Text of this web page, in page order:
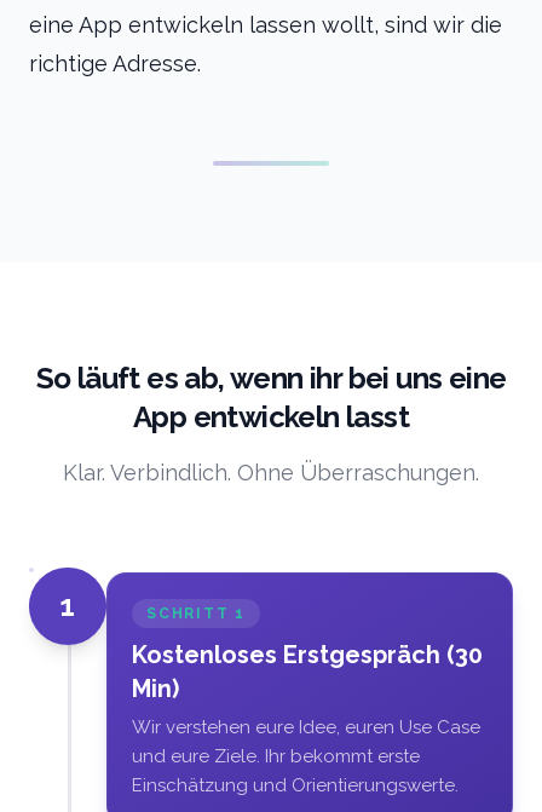
eine App entwickeln lassen wollt, sind wir die
richtige Adresse.
So läuft es ab, wenn ihr bei uns eine
App entwickeln lasst
Klar. Verbindlich. Ohne Überraschungen.
SCHRITT 1
Kostenloses Erstgespräch (30
Min)
Wir verstehen eure Idee, euren Use Case
und eure Ziele. Ihr bekommt erste
Einschätzung und Orientierungswerte.
1